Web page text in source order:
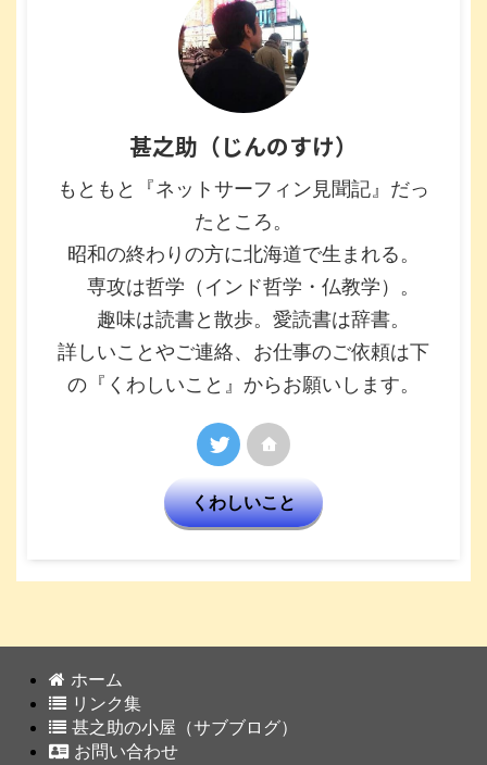
甚之助（じんのすけ）
もともと『ネットサーフィン見聞記』だっ
たところ。
昭和の終わりの方に北海道で生まれる。
専攻は哲学（インド哲学・仏教学）。
趣味は読書と散歩。愛読書は辞書。
詳しいことやご連絡、お仕事のご依頼は下
の『くわしいこと』からお願いします。
くわしいこと
ホーム
リンク集
甚之助の小屋（サブブログ）
お問い合わせ